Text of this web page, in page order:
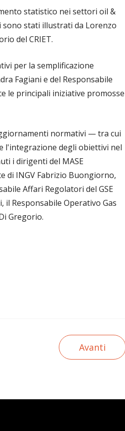
statistico nei settori oil &
sono stati illustrati da Lorenzo
del CRIET.
per la semplificazione
Fagiani e del Responsabile
le principali iniziative promosse
normativi — tra cui
l'integrazione degli obiettivi nel
i dirigenti del MASE
di INGV Fabrizio Buongiorno,
Affari Regolatori del GSE
il Responsabile Operativo Gas
Gregorio.
Avanti